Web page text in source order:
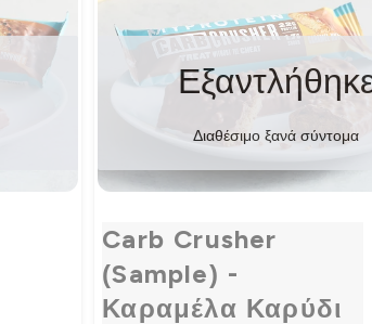
Carb Crusher
(Sample) -
Καραμέλα Καρύδι
Διαθέσιμο ξανά σύντομα